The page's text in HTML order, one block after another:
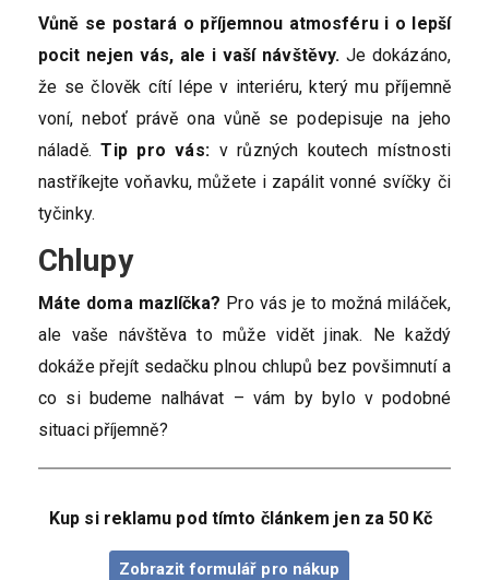
Vůně se postará o příjemnou atmosféru i o lepší
pocit nejen vás, ale i vaší návštěvy. Je dokázáno,
že se člověk cítí lépe v interiéru, který mu příjemně
voní, neboť právě ona vůně se podepisuje na jeho
náladě.Tip pro vás:v různých koutech místnosti
nastříkejte voňavku, můžete i zapálit vonné svíčky či
tyčinky.
Chlupy
Máte doma mazlíčka? Pro vás je to možná miláček,
ale vaše návštěva to může vidět jinak. Ne každý
dokáže přejít sedačku plnou chlupů bez povšimnutí a
co si budeme nalhávat – vám by bylo v podobné
situaci příjemně?
Kup si reklamu pod tímto článkem jen za 50 Kč
Zobrazit formulář pro nákup